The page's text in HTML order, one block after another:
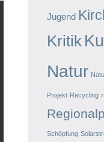
Jugend
Kritik
Natur
Projekt Recycling
Schöpfung